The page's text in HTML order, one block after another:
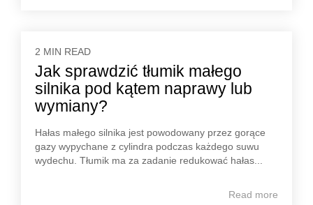
2 MIN READ
Jak sprawdzić tłumik małego
silnika pod kątem naprawy lub
wymiany?
Hałas małego silnika jest powodowany przez gorące
gazy wypychane z cylindra podczas każdego suwu
wydechu. Tłumik ma za zadanie redukować hałas...
Read more